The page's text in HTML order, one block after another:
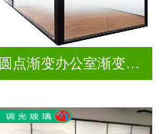
圆点渐变办公室渐变玻璃